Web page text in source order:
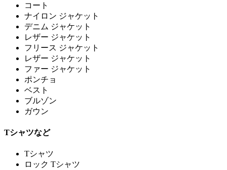
コート
ナイロン ジャケット
デニム ジャケット
レザー ジャケット
フリース ジャケット
レザー ジャケット
ファー ジャケット
ポンチョ
ベスト
ブルゾン
ガウン
Tシャツなど
Tシャツ
ロック Tシャツ